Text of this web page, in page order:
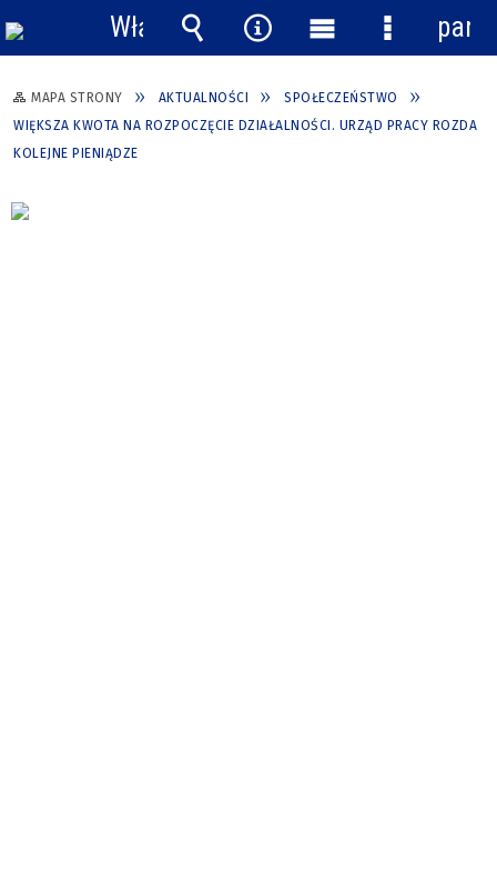
MAPA STRONY AKTUALNOŚCI
SPOŁECZEŃSTWO
WIĘKSZA KWOTA NA ROZPOCZĘCIE DZIAŁALNOŚCI. URZĄD PRACY ROZDA
KOLEJNE PIENIĄDZE
Włącz
powiadomienia
Wyszukiwarka
Narzędzia
Menu
główne
Menu
panel